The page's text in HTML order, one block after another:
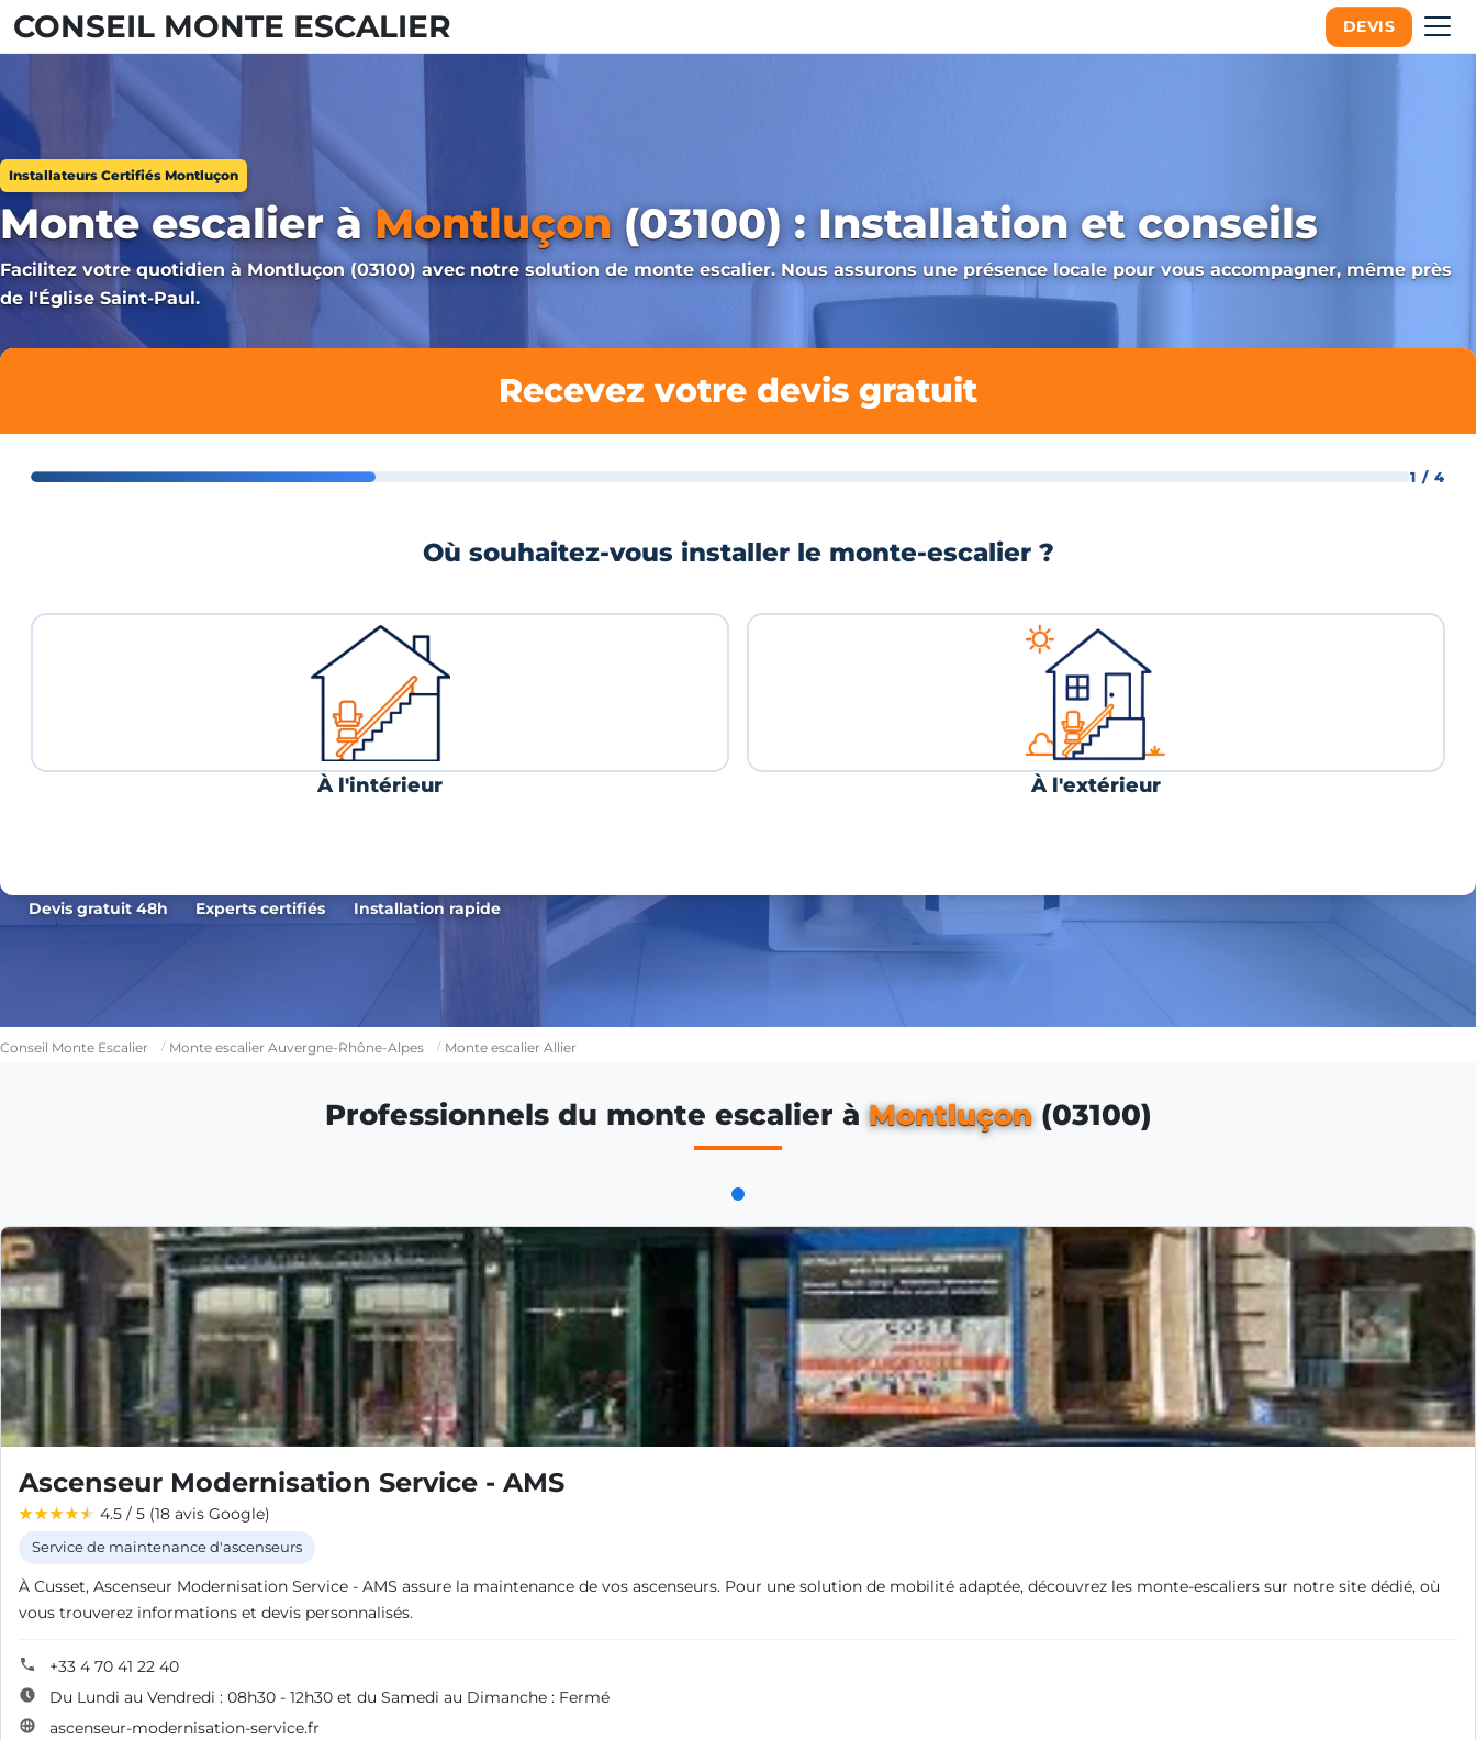
CONSEIL MONTE ESCALIER DEVIS
Installateurs Certifiés Montluçon
Monte escalier àMontluçon(03100) : Installation et conseils
Facilitez votre quotidien à Montluçon (03100) avec notre solution de monte escalier. Nous assurons une présence locale pour vous accompagner, même près
de l'Église Saint-Paul.
Recevez votre devis gratuit
1 / 4
Où souhaitez-vous installer le monte-escalier ?
À l'intérieur À l'extérieur
Devis gratuit 48h Experts certifiés Installation rapide
Conseil Monte Escalier Monte escalier Auvergne-Rhône-Alpes Monte escalier Allier
Professionnels du monte escalier àMontluçon(03100)
Ascenseur Modernisation Service - AMS
4.5 / 5 (18 avis Google)
Service de maintenance d'ascenseurs
À Cusset, Ascenseur Modernisation Service - AMS assure la maintenance de vos ascenseurs. Pour une solution de mobilité adaptée, découvrez les monte-escaliers sur notre site dédié, où
vous trouverez informations et devis personnalisés.
+33 4 70 41 22 40
Du Lundi au Vendredi : 08h30 - 12h30 et du Samedi au Dimanche : Fermé
ascenseur-modernisation-service.fr